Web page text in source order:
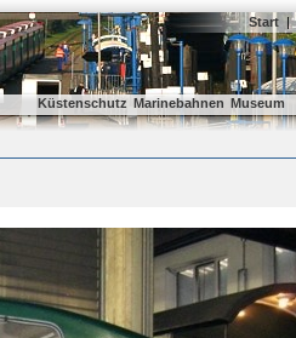
Start |
Küstenschutz Marinebahnen Museum